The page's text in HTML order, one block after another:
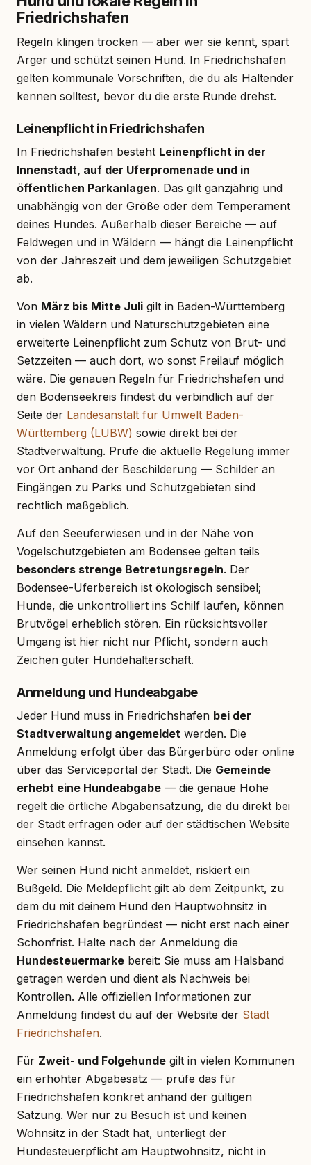
Friedrichshafen
Regeln klingen trocken — aber wer sie kennt, spart
Ärger und schützt seinen Hund. In Friedrichshafen
gelten kommunale Vorschriften, die du als Haltender
kennen solltest, bevor du die erste Runde drehst.
Leinenpflicht in Friedrichshafen
In Friedrichshafen besteht Leinenpflicht in der
Innenstadt, auf der Uferpromenade und in
öffentlichen Parkanlagen. Das gilt ganzjährig und
unabhängig von der Größe oder dem Temperament
deines Hundes. Außerhalb dieser Bereiche — auf
Feldwegen und in Wäldern — hängt die Leinenpflicht
von der Jahreszeit und dem jeweiligen Schutzgebiet
ab.
Von März bis Mitte Juli gilt in Baden-Württemberg
in vielen Wäldern und Naturschutzgebieten eine
erweiterte Leinenpflicht zum Schutz von Brut- und
Setzzeiten — auch dort, wo sonst Freilauf möglich
wäre. Die genauen Regeln für Friedrichshafen und
den Bodenseekreis findest du verbindlich auf der
Seite der Landesanstalt für Umwelt Baden-
Württemberg (LUBW) sowie direkt bei der
Stadtverwaltung. Prüfe die aktuelle Regelung immer
vor Ort anhand der Beschilderung — Schilder an
Eingängen zu Parks und Schutzgebieten sind
rechtlich maßgeblich.
Auf den Seeuferwiesen und in der Nähe von
Vogelschutzgebieten am Bodensee gelten teils
besonders strenge Betretungsregeln. Der
Bodensee-Uferbereich ist ökologisch sensibel;
Hunde, die unkontrolliert ins Schilf laufen, können
Brutvögel erheblich stören. Ein rücksichtsvoller
Umgang ist hier nicht nur Pflicht, sondern auch
Zeichen guter Hundehalterschaft.
Anmeldung und Hundeabgabe
Jeder Hund muss in Friedrichshafen bei der
Stadtverwaltung angemeldet werden. Die
Anmeldung erfolgt über das Bürgerbüro oder online
über das Serviceportal der Stadt. Die Gemeinde
erhebt eine Hundeabgabe — die genaue Höhe
regelt die örtliche Abgabensatzung, die du direkt bei
der Stadt erfragen oder auf der städtischen Website
einsehen kannst.
Wer seinen Hund nicht anmeldet, riskiert ein
Bußgeld. Die Meldepflicht gilt ab dem Zeitpunkt, zu
dem du mit deinem Hund den Hauptwohnsitz in
Friedrichshafen begründest — nicht erst nach einer
Schonfrist. Halte nach der Anmeldung die
Hundesteuermarke bereit: Sie muss am Halsband
getragen werden und dient als Nachweis bei
Kontrollen. Alle offiziellen Informationen zur
Anmeldung findest du auf der Website der Stadt
Friedrichshafen.
Für Zweit- und Folgehunde gilt in vielen Kommunen
ein erhöhter Abgabesatz — prüfe das für
Friedrichshafen konkret anhand der gültigen
Satzung. Wer nur zu Besuch ist und keinen
Wohnsitz in der Stadt hat, unterliegt der
Hundesteuerpflicht am Hauptwohnsitz, nicht in